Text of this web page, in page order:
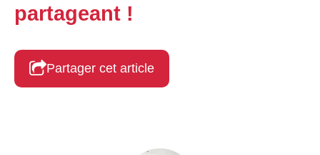
partageant !
Partager cet article